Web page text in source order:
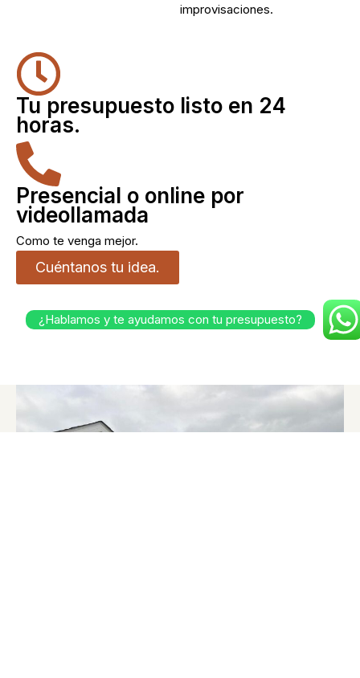
improvisaciones.
Tu presupuesto listo en 24
horas.
Presencial o online por
videollamada
Como te venga mejor.
Cuéntanos tu idea.
¿Hablamos y te ayudamos con tu presupuesto?